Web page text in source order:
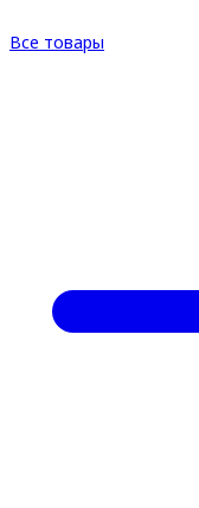
Все товары